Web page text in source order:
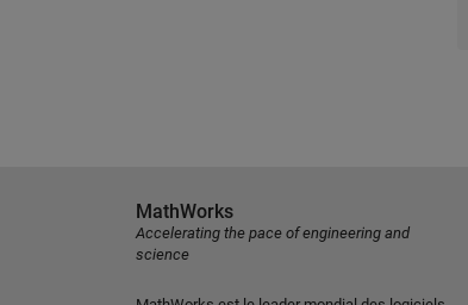
MathWorks
Accelerating the pace of engineering and
science